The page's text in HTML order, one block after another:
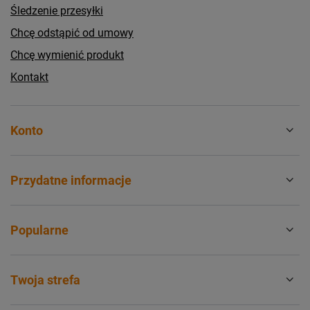
Śledzenie przesyłki
Chcę odstąpić od umowy
Chcę wymienić produkt
Kontakt
Konto
Przydatne informacje
Popularne
Twoja strefa